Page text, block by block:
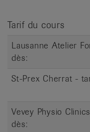
Tarif du cours
Lausanne Atelier
dès:
St-Prex Cherrat -
Vevey Physio
dès: